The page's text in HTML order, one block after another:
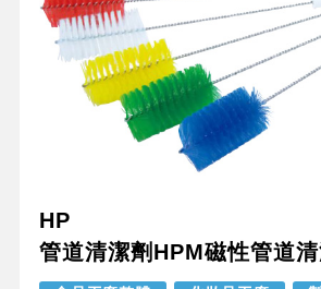
HP
管道清潔劑HPM磁性管道清